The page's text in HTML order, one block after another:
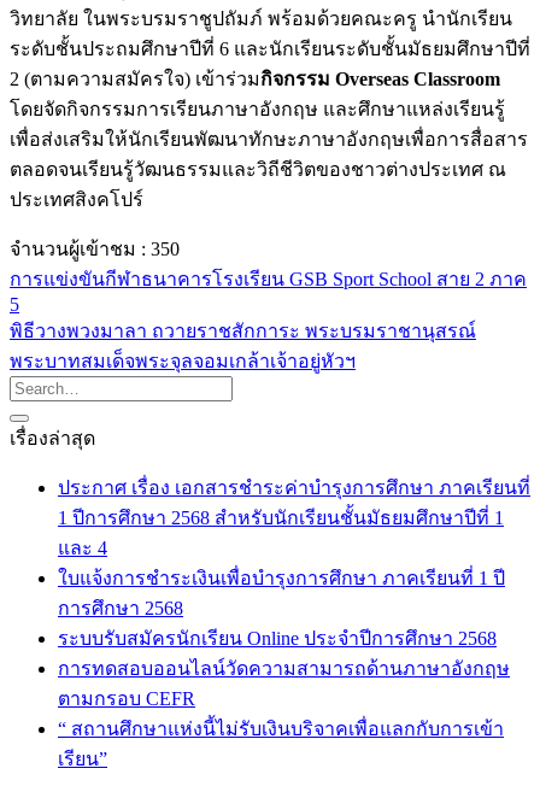
วิทยาลัย ในพระบรมราชูปถัมภ์ พร้อมด้วยคณะครู นำนักเรียน
ระดับชั้นประถมศึกษาปีที่ 6 และนักเรียนระดับชั้นมัธยมศึกษาปีที่
2 (ตามความสมัครใจ) เข้าร่วมกิจกรรม Overseas Classroom
โดยจัดกิจกรรมการเรียนภาษาอังกฤษ และศึกษาแหล่งเรียนรู้
เพื่อส่งเสริมให้นักเรียนพัฒนาทักษะภาษาอังกฤษเพื่อการสื่อสาร
ตลอดจนเรียนรู้วัฒนธรรมและวิถีชีวิตของชาวต่างประเทศ ณ
ประเทศสิงคโปร์
จำนวนผู้เข้าชม : 350
การแข่งขันกีฬาธนาคารโรงเรียน GSB Sport School สาย 2 ภาค
5
พิธีวางพวงมาลา ถวายราชสักการะ พระบรมราชานุสรณ์
พระบาทสมเด็จพระจุลจอมเกล้าเจ้าอยู่หัวฯ
เรื่องล่าสุด
ประกาศ เรื่อง เอกสารชำระค่าบำรุงการศึกษา ภาคเรียนที่
1 ปีการศึกษา 2568 สำหรับนักเรียนชั้นมัธยมศึกษาปีที่ 1
และ 4
ใบแจ้งการชำระเงินเพื่อบำรุงการศึกษา ภาคเรียนที่ 1 ปี
การศึกษา 2568
ระบบรับสมัครนักเรียน Online ประจำปีการศึกษา 2568
การทดสอบออนไลน์วัดความสามารถด้านภาษาอังกฤษ
ตามกรอบ CEFR
“ สถานศึกษาแห่งนี้ไม่รับเงินบริจาคเพื่อแลกกับการเข้า
เรียน”